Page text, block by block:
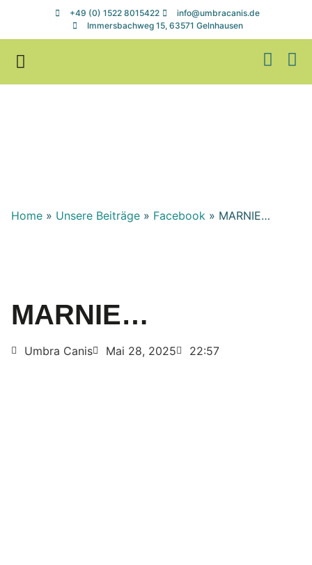
+49 (0) 1522 8015422
info@umbracanis.de
Immersbachweg 15, 63571 Gelnhausen
Home » Unsere Beiträge » Facebook » MARNIE…
MARNIE…
Umbra Canis Mai 28, 2025 22:57